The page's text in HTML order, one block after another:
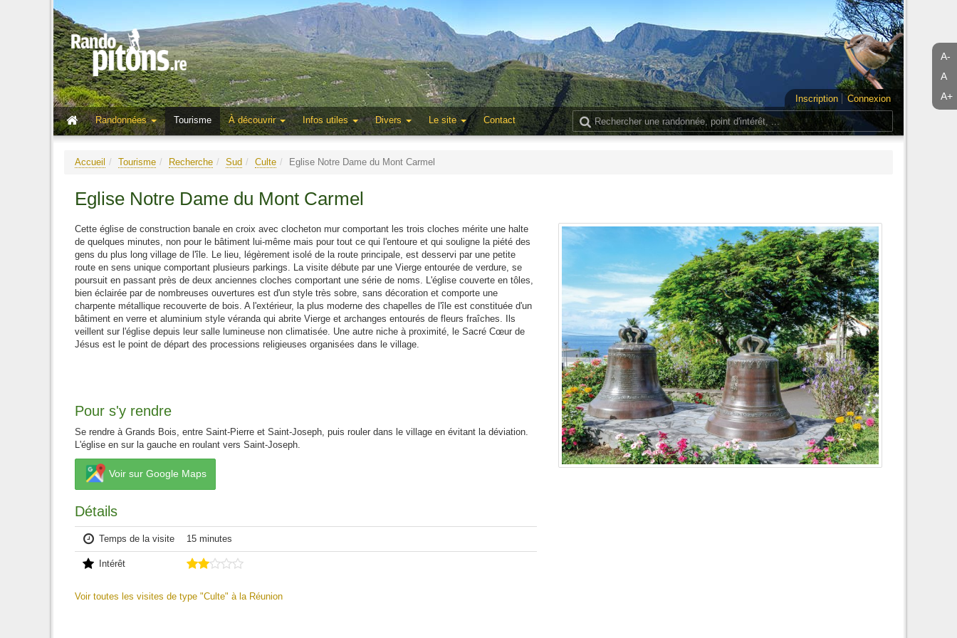
A-
A
A+
Inscription
Connexion
Randonnées
Tourisme À découvrir Infos utiles Divers Le site Contact
Accueil Tourisme Recherche Sud Culte Eglise Notre Dame du Mont Carmel
Eglise Notre Dame du Mont Carmel
Cette église de construction banale en croix avec clocheton mur comportant les trois cloches mérite une halte
de quelques minutes, non pour le bâtiment lui-même mais pour tout ce qui l'entoure et qui souligne la piété des
gens du plus long village de l'île. Le lieu, légèrement isolé de la route principale, est desservi par une petite
route en sens unique comportant plusieurs parkings. La visite débute par une Vierge entourée de verdure, se
poursuit en passant près de deux anciennes cloches comportant une série de noms. L'église couverte en tôles,
bien éclairée par de nombreuses ouvertures est d'un style très sobre, sans décoration et comporte une
charpente métallique recouverte de bois. A l'extérieur, la plus moderne des chapelles de l'île est constituée d'un
bâtiment en verre et aluminium style véranda qui abrite Vierge et archanges entourés de fleurs fraîches. Ils
veillent sur l'église depuis leur salle lumineuse non climatisée. Une autre niche à proximité, le Sacré Cœur de
Jésus est le point de départ des processions religieuses organisées dans le village.
Pour s'y rendre
Se rendre à Grands Bois, entre Saint-Pierre et Saint-Joseph, puis rouler dans le village en évitant la déviation.
L'église en sur la gauche en roulant vers Saint-Joseph.
Voir sur Google Maps
Détails
Temps de la visite 15 minutes
Intérêt
Voir toutes les visites de type "Culte" à la Réunion